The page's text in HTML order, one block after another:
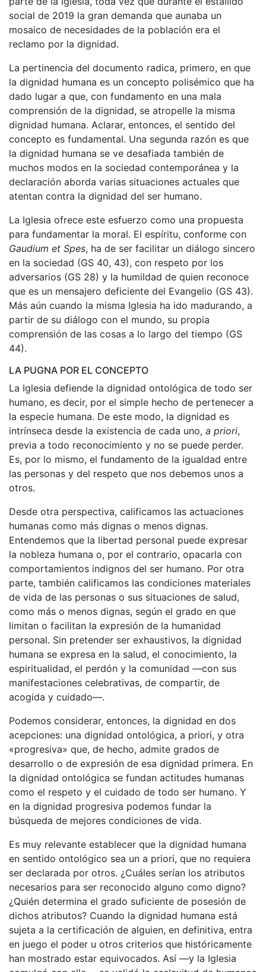
social de 2019 la gran demanda que aunaba un
mosaico de necesidades de la población era el
reclamo por la dignidad.
La pertinencia del documento radica, primero, en que
la dignidad humana es un concepto polisémico que ha
dado lugar a que, con fundamento en una mala
comprensión de la dignidad, se atropelle la misma
dignidad humana. Aclarar, entonces, el sentido del
concepto es fundamental. Una segunda razón es que
la dignidad humana se ve desafiada también de
muchos modos en la sociedad contemporánea y la
declaración aborda varias situaciones actuales que
atentan contra la dignidad del ser humano.
La Iglesia ofrece este esfuerzo como una propuesta
para fundamentar la moral. El espíritu, conforme con
Gaudium et Spes, ha de ser facilitar un diálogo sincero
en la sociedad (GS 40, 43), con respeto por los
adversarios (GS 28) y la humildad de quien reconoce
que es un mensajero deficiente del Evangelio (GS 43).
Más aún cuando la misma Iglesia ha ido madurando, a
partir de su diálogo con el mundo, su propia
comprensión de las cosas a lo largo del tiempo (GS
44).
LA PUGNA POR EL CONCEPTO
La Iglesia defiende la dignidad ontológica de todo ser
humano, es decir, por el simple hecho de pertenecer a
la especie humana. De este modo, la dignidad es
intrínseca desde la existencia de cada uno, a priori,
previa a todo reconocimiento y no se puede perder.
Es, por lo mismo, el fundamento de la igualdad entre
las personas y del respeto que nos debemos unos a
otros.
Desde otra perspectiva, calificamos las actuaciones
humanas como más dignas o menos dignas.
Entendemos que la libertad personal puede expresar
la nobleza humana o, por el contrario, opacarla con
comportamientos indignos del ser humano. Por otra
parte, también calificamos las condiciones materiales
de vida de las personas o sus situaciones de salud,
como más o menos dignas, según el grado en que
limitan o facilitan la expresión de la humanidad
personal. Sin pretender ser exhaustivos, la dignidad
humana se expresa en la salud, el conocimiento, la
espiritualidad, el perdón y la comunidad —con sus
manifestaciones celebrativas, de compartir, de
acogida y cuidado—.
Podemos considerar, entonces, la dignidad en dos
acepciones: una dignidad ontológica, a priori, y otra
«progresiva» que, de hecho, admite grados de
desarrollo o de expresión de esa dignidad primera. En
la dignidad ontológica se fundan actitudes humanas
como el respeto y el cuidado de todo ser humano. Y
en la dignidad progresiva podemos fundar la
búsqueda de mejores condiciones de vida.
Es muy relevante establecer que la dignidad humana
en sentido ontológico sea un a priori, que no requiera
ser declarada por otros. ¿Cuáles serían los atributos
necesarios para ser reconocido alguno como digno?
¿Quién determina el grado suficiente de posesión de
dichos atributos? Cuando la dignidad humana está
sujeta a la certificación de alguien, en definitiva, entra
en juego el poder u otros criterios que históricamente
han mostrado estar equivocados. Así —y la Iglesia